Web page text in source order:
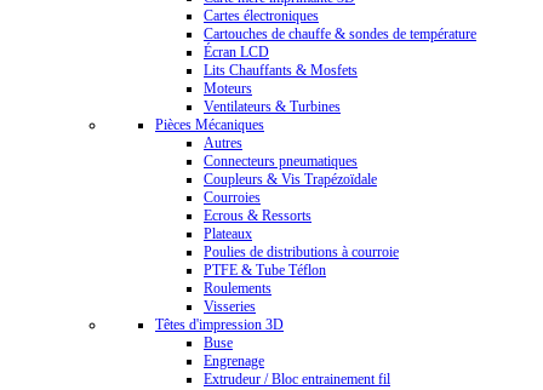
Cartes électroniques
Cartouches de chauffe & sondes de température
Écran LCD
Lits Chauffants & Mosfets
Moteurs
Ventilateurs & Turbines
Pièces Mécaniques
Autres
Connecteurs pneumatiques
Coupleurs & Vis Trapézoïdale
Courroies
Ecrous & Ressorts
Plateaux
Poulies de distributions à courroie
PTFE & Tube Téflon
Roulements
Visseries
Têtes d'impression 3D
Buse
Engrenage
Extrudeur / Bloc entrainement fil